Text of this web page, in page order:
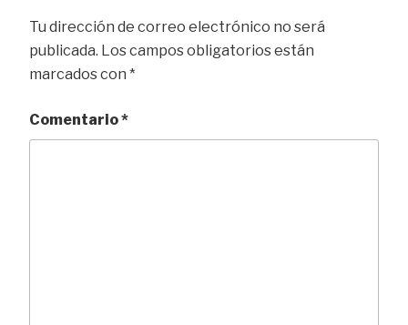
Tu dirección de correo electrónico no será
publicada. Los campos obligatorios están
marcados con *
Comentario*